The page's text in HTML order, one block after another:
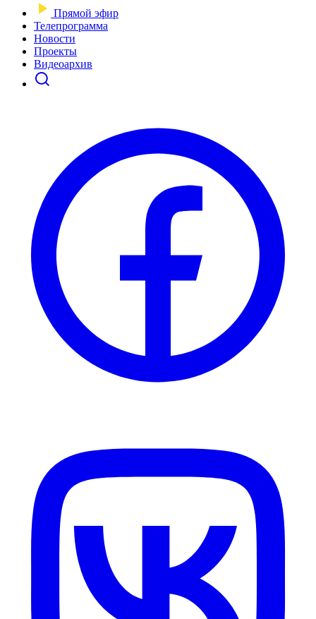
Прямой эфир
Телепрограмма
Новости
Проекты
Видеоархив